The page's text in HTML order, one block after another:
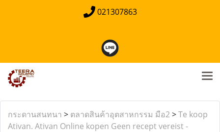
021307863
กระดานสนทนา > ตลาดสินค้าอุตสาหกรรม มือ2>Te koop
Ativan. Ativan Online kopen Geen recept vereist -